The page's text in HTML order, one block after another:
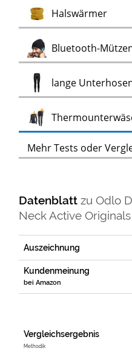
HalswärmerTest
Bluetooth-
lange
Mehr Tests oder
DatenblattzuOdlo
Neck Active
Auszeichnung
Kundenmeinung
bei Amazon
Vergleichsergebnis
Methodik